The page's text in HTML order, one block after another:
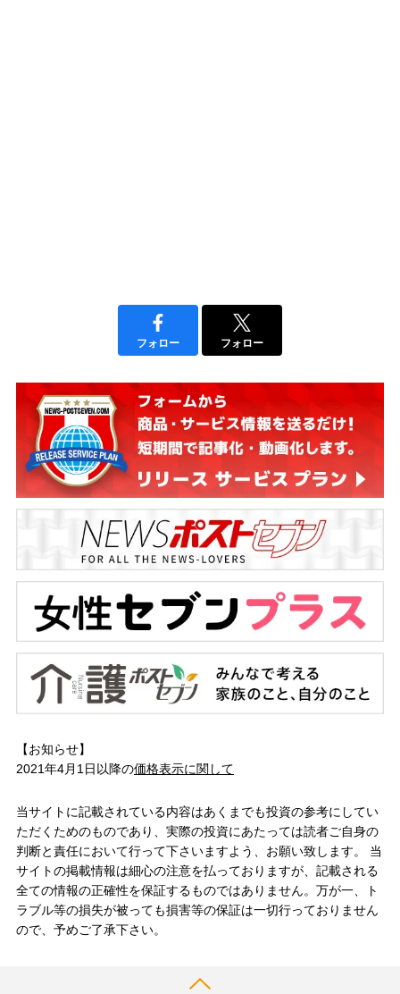
フォロー フォロー
【お知らせ】
2021年4月1日以降の価格表示に関して
当サイトに記載されている内容はあくまでも投資の参考にしてい
ただくためのものであり、実際の投資にあたっては読者ご自身の
判断と責任において行って下さいますよう、お願い致します。 当
サイトの掲載情報は細心の注意を払っておりますが、記載される
全ての情報の正確性を保証するものではありません。万が一、ト
ラブル等の損失が被っても損害等の保証は一切行っておりません
ので、予めご了承下さい。